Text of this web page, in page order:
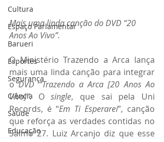
Cultura
Espaço Parlamentar
Barueri
Esportes
Segurança
Ciência
Saúde
Educação
Mais uma linda canção do DVD “20
Anos Ao Vivo”.
O Ministério Trazendo a Arca lança
mais uma linda canção para integrar
o DVD “Trazendo a Arca [20 Anos Ao
Vivo]”. O single, que sai pela Uni
Records, é “Em Ti Esperarei”, canção
que reforça as verdades contidas no
Salmo 27. Luiz Arcanjo diz que esse